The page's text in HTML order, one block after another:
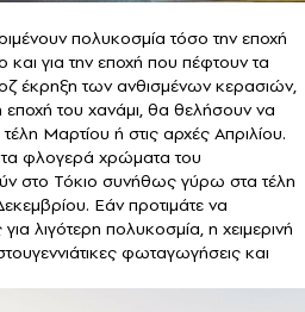
πολυκοσμία τόσο την εποχή
για την εποχή που πέφτουν τα
έκρηξη των ανθισμένων κερασιών,
του χανάμι, θα θελήσουν να
Μαρτίου ή στις αρχές Απριλίου.
φλογερά χρώματα του
στο Τόκιο συνήθως γύρω στα τέλη
Εάν προτιμάτε να
λιγότερη πολυκοσμία, η χειμερινή
φωταγωγήσεις και